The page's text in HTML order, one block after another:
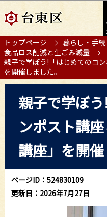
の
ー
ジ
の
先
このペ
トップページ 暮らし・手続
食品ロス削減と生ごみ減量
親子で学ぼう!「はじめてのコ
を開催しました。
親子で学ぼ
ンポスト講
講座」を開
ページID：524830109
更新日：2026年7月27日